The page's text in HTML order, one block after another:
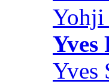
Yohji
Yves
Yves